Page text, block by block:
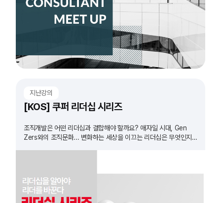
지난강의
[KOS] 쿠퍼 리더십 시리즈
조직개발은 어떤 리더십과 결합해야 할까요? 애자일 시대, Gen
Zers와의 조직문화... 변화하는 세상을 이끄는 리더십은 무엇인지